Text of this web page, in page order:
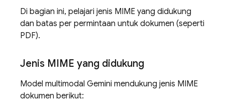
Di bagian ini, pelajari jenis MIME yang didukung
dan batas per permintaan untuk dokumen (seperti
PDF).
Jenis MIME yang didukung
Model multimodal Gemini mendukung jenis MIME
dokumen berikut: